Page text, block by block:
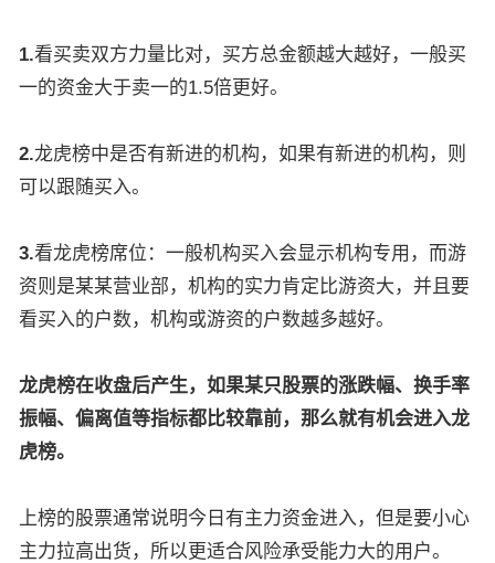
1.看买卖双方力量比对，买方总金额越大越好，一般买
一的资金大于卖一的1.5倍更好。
2.龙虎榜中是否有新进的机构，如果有新进的机构，则
可以跟随买入。
3.看龙虎榜席位：一般机构买入会显示机构专用，而游
资则是某某营业部，机构的实力肯定比游资大，并且要
看买入的户数，机构或游资的户数越多越好。
龙虎榜在收盘后产生，如果某只股票的涨跌幅、换手率
振幅、偏离值等指标都比较靠前，那么就有机会进入龙
虎榜。
上榜的股票通常说明今日有主力资金进入，但是要小心
主力拉高出货，所以更适合风险承受能力大的用户。